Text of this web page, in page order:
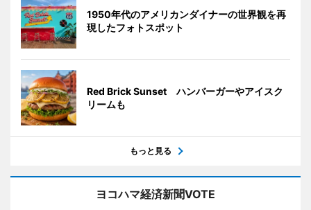
1950年代のアメリカンダイナーの世界観を再
現したフォトスポット
Red Brick Sunset ハンバーガーやアイスク
リームも
もっと見る
ヨコハマ経済新聞VOTE